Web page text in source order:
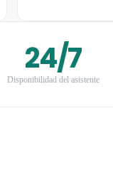
24/7
Disponibilidad del asistente